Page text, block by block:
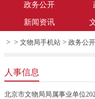
政务公开
新闻资讯
> > 文物局手机站> 政务公开
人事信息
北京市文物局局属事业单位